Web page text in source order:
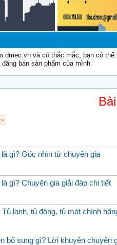
dmec.vn và có thắc mắc, bạn có
đăng bán sản phẩm của mình.
gì? Góc nhìn từ chuyên gia
gì? Chuyên gia giải đáp chi tiết
lạnh, tủ đông, tủ mát chính
bổ sung gì? Lời khuyên chuyên